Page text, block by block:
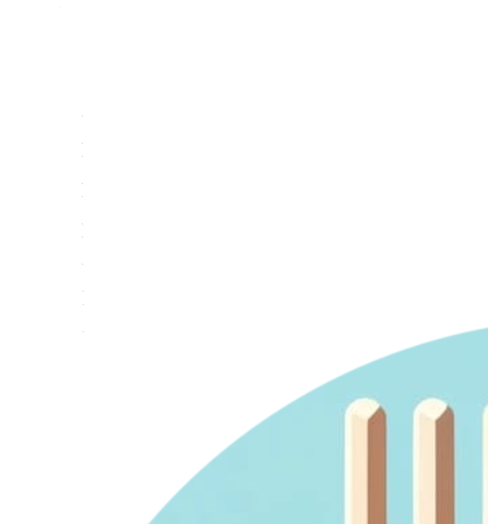
Каталог
Контакты
Приватность
─────────────────────